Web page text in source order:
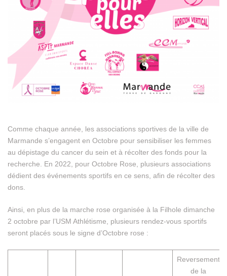
Comme chaque année, les associations sportives de la ville de
Marmande s’engagent en Octobre pour sensibiliser les femmes
au dépistage du cancer du sein et à récolter des fonds pour la
recherche. En 2022, pour Octobre Rose, plusieurs associations
dédient des événements sportifs en ce sens, afin de récolter des
dons.
Ainsi, en plus de la marche rose organisée à la Filhole dimanche
2 octobre par l’USM Athlétisme, plusieurs rendez-vous sportifs
seront placés sous le signe d’Octobre rose :
Reversement
de la